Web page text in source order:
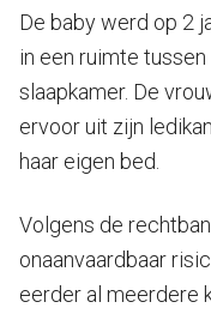
De baby werd op 2
in een ruimte
slaapkamer. De
ervoor uit zijn
haar eigen bed.
Volgens de
onaanvaardbaar
eerder al meerdere